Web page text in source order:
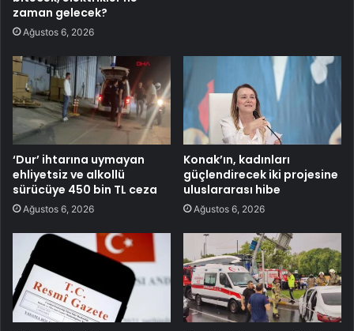
zaman gelecek?
Ağustos 6, 2026
‘Dur’ ihtarına uymayan
ehliyetsiz ve alkollü
sürücüye 450 bin TL ceza
Ağustos 6, 2026
Konak’ın, kadınları
güçlendirecek iki projesine
uluslararası hibe
Ağustos 6, 2026